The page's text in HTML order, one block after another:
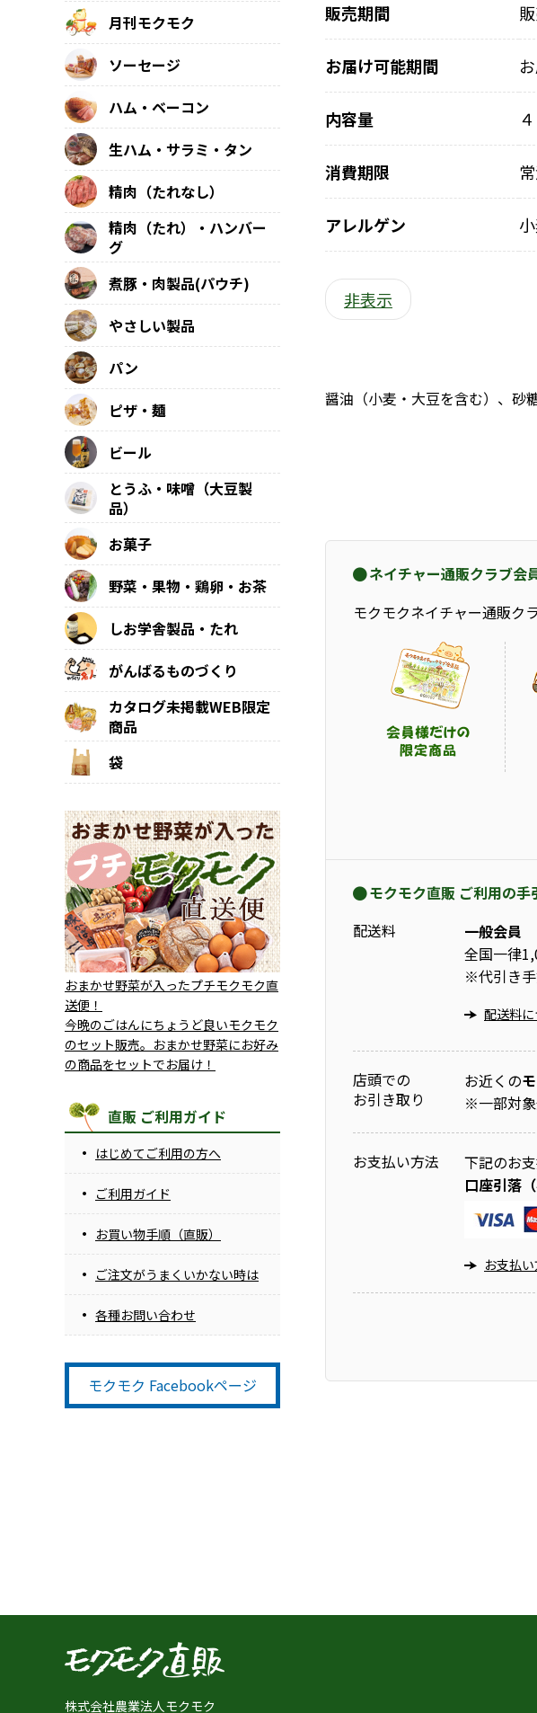
販売期間
お届け可能期間
内容量
消費期限
アレルゲン
非表示
醤油（小麦・大豆を含む）、砂
月刊モクモク
ソーセージ
ハム・ベーコン
生ハム・サラミ・タン
精肉（たれなし）
精肉（たれ）・ハンバー
グ
煮豚・肉製品(パウチ)
やさしい製品
パン
ピザ・麺
ビール
とうふ・味噌（大豆製
品）
お菓子
野菜・果物・鶏卵・お茶
しお学舎製品・たれ
がんばるものづくり
カタログ未掲載WEB限定
商品
袋
おまかせ野菜が入ったプチモクモク直
送便！
今晩のごはんにちょうど良いモクモク
のセット販売。おまかせ野菜にお好み
の商品をセットでお届け！
直販 ご利用ガイド
はじめてご利用の方へ
ご利用ガイド
お買い物手順（直販）
ご注文がうまくいかない時は
各種お問い合わせ
モクモク Facebookページ
ネイチャー通販クラブ会
モクモクネイチャー通販ク
モクモク直販 ご利用の手
配送料
一般会員
全国一律
※代引き
配送料に
店頭での
お引き取り
お近くの
※一部対
お支払い方法
下記のお
口座引落
お支払
株式会社農業法人モクモク